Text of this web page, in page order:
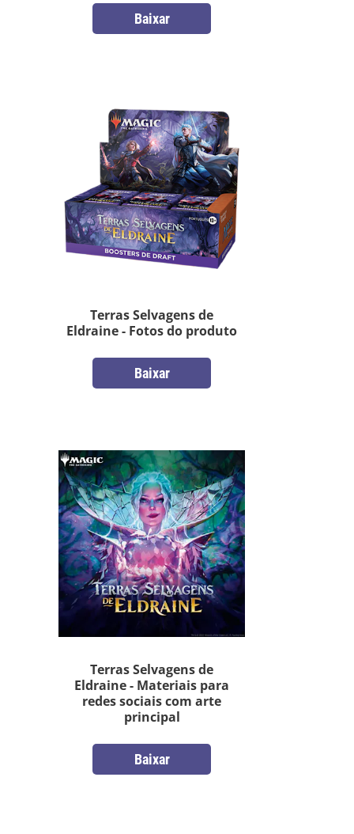
Baixar
Terras Selvagens de
Eldraine - Fotos do produto
Baixar
Terras Selvagens de
Eldraine - Materiais para
redes sociais com arte
principal
Baixar